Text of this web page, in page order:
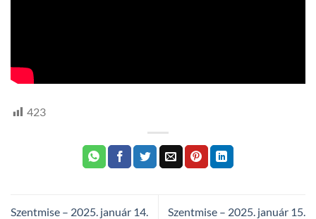
423
Szentmise – 2025. január 14. Szentmise – 2025. január 15.